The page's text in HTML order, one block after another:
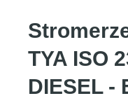
TYA ISO
DIESEL -